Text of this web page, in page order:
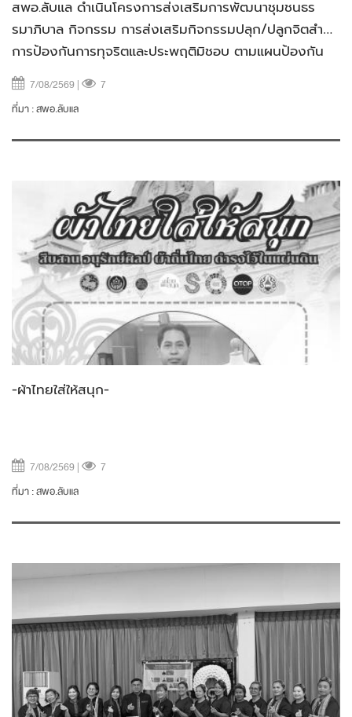
สพอ.ลับแล ดำเนินโครงการส่งเสริมการพัฒนาชุมชนธร
รมาภิบาล กิจกรรม การส่งเสริมกิจกรรมปลุก/ปลูกจิตสำนึก
การป้องกันการทุจริตและประพฤติมิชอบ ตามแผนป้องกัน
การทุจริตและประพฤติมิชอบของหมู่บ้าน/ชุมชน
7/08/2569 |
7
ที่มา :สพอ.ลับแล
-ผ้าไทยใส่ให้สนุก-
7/08/2569 |
7
ที่มา :สพอ.ลับแล